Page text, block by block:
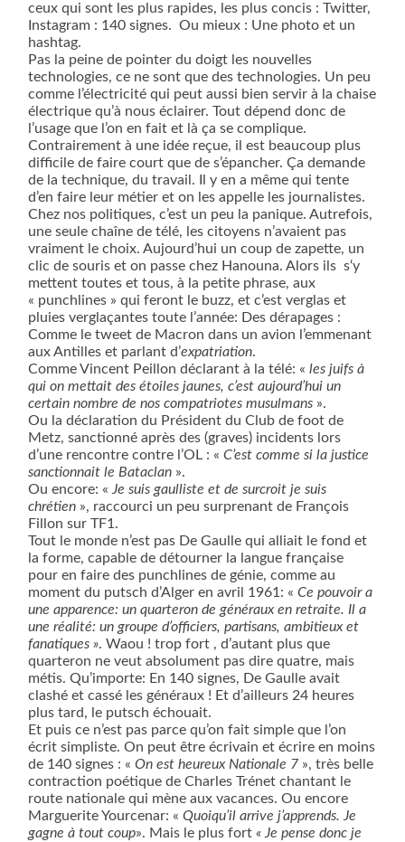
ceux qui sont les plus rapides, les plus concis : Twitter,
Instagram : 140 signes. Ou mieux : Une photo et un
hashtag.
Pas la peine de pointer du doigt les nouvelles
technologies, ce ne sont que des technologies. Un peu
comme l’électricité qui peut aussi bien servir à la chaise
électrique qu’à nous éclairer. Tout dépend donc de
l’usage que l’on en fait et là ça se complique.
Contrairement à une idée reçue, il est beaucoup plus
difficile de faire court que de s’épancher. Ça demande
de la technique, du travail. Il y en a même qui tente
d’en faire leur métier et on les appelle les journalistes.
Chez nos politiques, c’est un peu la panique. Autrefois,
une seule chaîne de télé, les citoyens n’avaient pas
vraiment le choix. Aujourd’hui un coup de zapette, un
clic de souris et on passe chez Hanouna. Alors ils s‘y
mettent toutes et tous, à la petite phrase, aux
« punchlines » qui feront le buzz, et c’est verglas et
pluies verglaçantes toute l’année: Des dérapages :
Comme le tweet de Macron dans un avion l’emmenant
aux Antilles et parlant d’expatriation.
Comme Vincent Peillon déclarant à la télé: «les juifs à
qui on mettait des étoiles jaunes, c’est aujourd’hui un
certain nombre de nos compatriotes musulmans ».
Ou la déclaration du Président du Club de foot de
Metz, sanctionné après des (graves) incidents lors
d’une rencontre contre l’OL : «C’est comme si la justice
sanctionnait le Bataclan ».
Ou encore: «Je suis gaulliste et de surcroit je suis
chrétien », raccourci un peu surprenant de François
Fillon sur TF1.
Tout le monde n’est pas De Gaulle qui alliait le fond et
la forme, capable de détourner la langue française
pour en faire des punchlines de génie, comme au
moment du putsch d’Alger en avril 1961: «Ce pouvoir a
une apparence: un quarteron de généraux en retraite. Il a
une réalité: un groupe d’officiers, partisans, ambitieux et
fanatiques ». Waou ! trop fort , d’autant plus que
quarteron ne veut absolument pas dire quatre, mais
métis. Qu’importe: En 140 signes, De Gaulle avait
clashé et cassé les généraux ! Et d’ailleurs 24 heures
plus tard, le putsch échouait.
Et puis ce n’est pas parce qu’on fait simple que l’on
écrit simpliste. On peut être écrivain et écrire en moins
de 140 signes : «On est heureux Nationale 7 », très belle
contraction poétique de Charles Trénet chantant le
route nationale qui mène aux vacances. Ou encore
Marguerite Yourcenar: «Quoiqu’il arrive j’apprends. Je
gagne à tout coup». Mais le plus fort« Je pense donc je